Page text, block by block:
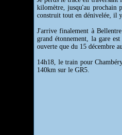
kilomètre, jusqu'au prochain
construit tout en dénivelée, il
J'arrive finalement à
grand étonnement, la gare
ouverte que du 15 décembre
14h18, le train pour
140km sur le GR5.